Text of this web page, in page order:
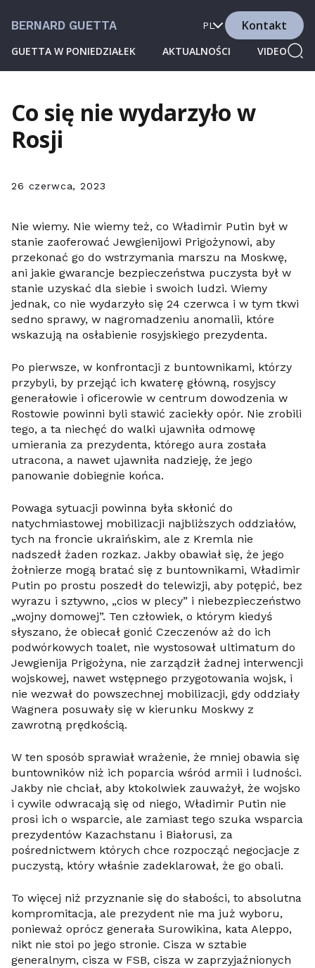
BERNARD GUETTA
GUETTA W PONIEDZIAŁEK AKTUALNOŚCI VIDEO
PL Kontakt
Co się nie wydarzyło w
Rosji
26 czerwca, 2023
Nie wiemy. Nie wiemy też, co Władimir Putin był w
stanie zaoferować Jewgienijowi Prigożynowi, aby
przekonać go do wstrzymania marszu na Moskwę,
ani jakie gwarancje bezpieczeństwa puczysta był w
stanie uzyskać dla siebie i swoich ludzi. Wiemy
jednak, co nie wydarzyło się 24 czerwca i w tym tkwi
sedno sprawy, w nagromadzeniu anomalii, które
wskazują na osłabienie rosyjskiego prezydenta.
Po pierwsze, w konfrontacji z buntownikami, którzy
przybyli, by przejąć ich kwaterę główną, rosyjscy
generałowie i oficerowie w centrum dowodzenia w
Rostowie powinni byli stawić zaciekły opór. Nie zrobili
tego, a ta niechęć do walki ujawniła odmowę
umierania za prezydenta, którego aura została
utracona, a nawet ujawniła nadzieję, że jego
panowanie dobiegnie końca.
Powaga sytuacji powinna była skłonić do
natychmiastowej mobilizacji najbliższych oddziałów,
tych na froncie ukraińskim, ale z Kremla nie
nadszedł żaden rozkaz. Jakby obawiał się, że jego
żołnierze mogą bratać się z buntownikami, Władimir
Putin po prostu poszedł do telewizji, aby potępić, bez
wyrazu i sztywno, „cios w plecy” i niebezpieczeństwo
„wojny domowej”. Ten człowiek, o którym kiedyś
słyszano, że obiecał gonić Czeczenów aż do ich
podwórkowych toalet, nie wystosował ultimatum do
Jewgienija Prigożyna, nie zarządził żadnej interwencji
wojskowej, nawet wstępnego przygotowania wojsk, i
nie wezwał do powszechnej mobilizacji, gdy oddziały
Wagnera posuwały się w kierunku Moskwy z
zawrotną prędkością.
W ten sposób sprawiał wrażenie, że mniej obawia się
buntowników niż ich poparcia wśród armii i ludności.
Jakby nie chciał, aby ktokolwiek zauważył, że wojsko
i cywile odwracają się od niego, Władimir Putin nie
prosi ich o wsparcie, ale zamiast tego szuka wsparcia
prezydentów Kazachstanu i Białorusi, za
pośrednictwem których chce rozpocząć negocjacje z
puczystą, który właśnie zadeklarował, że go obali.
To więcej niż przyznanie się do słabości, to absolutna
kompromitacja, ale prezydent nie ma już wyboru,
ponieważ oprócz generała Surowikina, kata Aleppo,
nikt nie stoi po jego stronie. Cisza w sztabie
generalnym, cisza w FSB, cisza w zaprzyjaźnionych